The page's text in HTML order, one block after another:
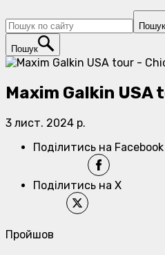
Пошук
Пошук
Maxim Galkin USA
3 лист. 2024 р.
Поділитись на Facebook
Поділитись на X
Пройшов